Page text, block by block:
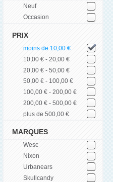
Neuf
Occasion
PRIX
moins de 10,00 €
10,00 € - 20,00 €
20,00 € - 50,00 €
50,00 € - 100,00 €
100,00 € - 200,00 €
200,00 € - 500,00 €
plus de 500,00 €
MARQUES
Wesc
Nixon
Urbanears
Skullcandy